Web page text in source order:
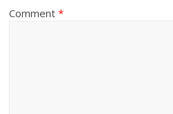
Comment*